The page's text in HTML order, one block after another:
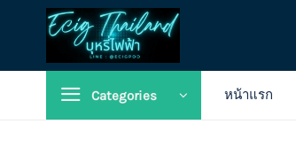
Categories หน้าแรก